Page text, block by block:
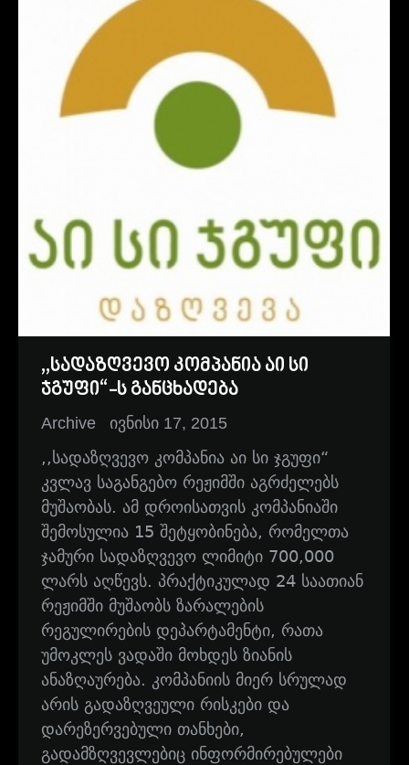
,,სადაზღვევო კომპანია აი სი
ჯგუფი“-ს განცხადება
Archive ივნისი 17, 2015
,,სადაზღვევო კომპანია აი სი ჯგუფი“
კვლავ საგანგებო რეჟიმში აგრძელებს
მუშაობას. ამ დროისათვის კომპანიაში
შემოსულია 15 შეტყობინება, რომელთა
ჯამური სადაზღვევო ლიმიტი 700,000
ლარს აღწევს. პრაქტიკულად 24 საათიან
რეჟიმში მუშაობს ზარალების
რეგულირების დეპარტამენტი, რათა
უმოკლეს ვადაში მოხდეს ზიანის
ანაზღაურება. კომპანიის მიერ სრულად
არის გადაზღვეული რისკები და
დარეზერვებული თანხები,
გადამზღვევლებიც ინფორმირებულები